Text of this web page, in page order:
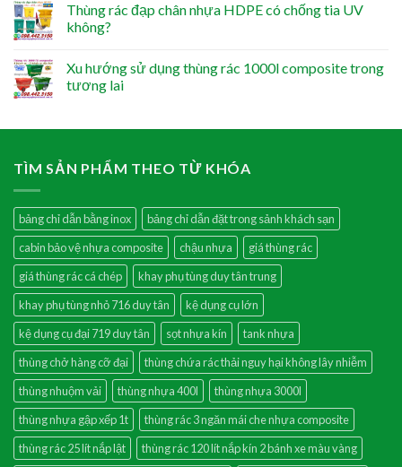
Thùng rác đạp chân nhựa HDPE có chống tia UV
không?
Xu hướng sử dụng thùng rác 1000l composite trong
tương lai
TÌM SẢN PHẨM THEO TỪ KHÓA
bảng chỉ dẫn bằng inox
bảng chỉ dẫn đặt trong sảnh khách sạn
cabin bảo vệ nhựa composite
chậu nhựa
giá thùng rác
giá thùng rác cá chép
khay phụ tùng duy tân trung
khay phụ tùng nhỏ 716 duy tân
kệ dụng cụ lớn
kệ dụng cụ đại 719 duy tân
sọt nhựa kín
tank nhựa
thùng chở hàng cỡ đại
thùng chứa rác thải nguy hại không lây nhiễm
thùng nhuộm vải
thùng nhựa 400l
thùng nhựa 3000l
thùng nhựa gập xếp 1t
thùng rác 3 ngăn mái che nhựa composite
thùng rác 25 lít nắp lật
thùng rác 120 lít nắp kín 2 bánh xe màu vàng